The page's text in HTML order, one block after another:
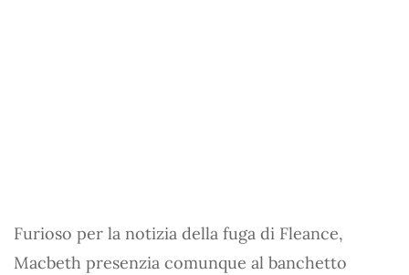
Furioso per la notizia della fuga di Fleance,
Macbeth presenzia comunque al banchetto